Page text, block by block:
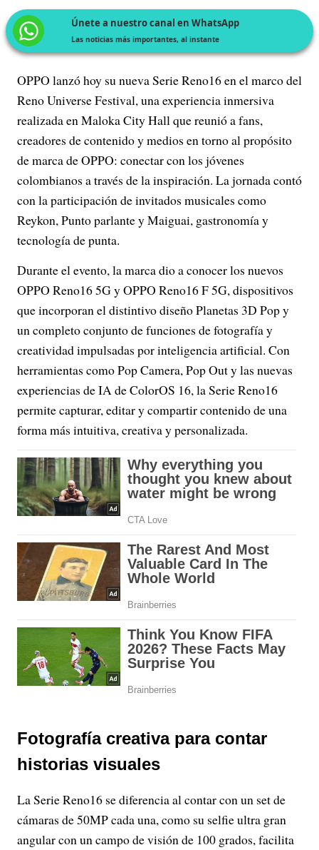
Únete a nuestro canal en WhatsApp
Las noticias más importantes, al instante
OPPO lanzó hoy su nueva Serie Reno16 en el marco del
Reno Universe Festival, una experiencia inmersiva
realizada en Maloka City Hall que reunió a fans,
creadores de contenido y medios en torno al propósito
de marca de OPPO: conectar con los jóvenes
colombianos a través de la inspiración. La jornada contó
con la participación de invitados musicales como
Reykon, Punto parlante y Maiguai, gastronomía y
tecnología de punta.
Durante el evento, la marca dio a conocer los nuevos
OPPO Reno16 5G y OPPO Reno16 F 5G, dispositivos
que incorporan el distintivo diseño Planetas 3D Pop y
un completo conjunto de funciones de fotografía y
creatividad impulsadas por inteligencia artificial. Con
herramientas como Pop Camera, Pop Out y las nuevas
experiencias de IA de ColorOS 16, la Serie Reno16
permite capturar, editar y compartir contenido de una
forma más intuitiva, creativa y personalizada.
Fotografía creativa para contar
historias visuales
La Serie Reno16 se diferencia al contar con un set de
cámaras de 50MP cada una, como su selfie ultra gran
angular con un campo de visión de 100 grados, facilita